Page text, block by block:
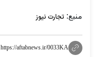
منبع: تجارت نیوز
https://aftabnews.ir/0033KA